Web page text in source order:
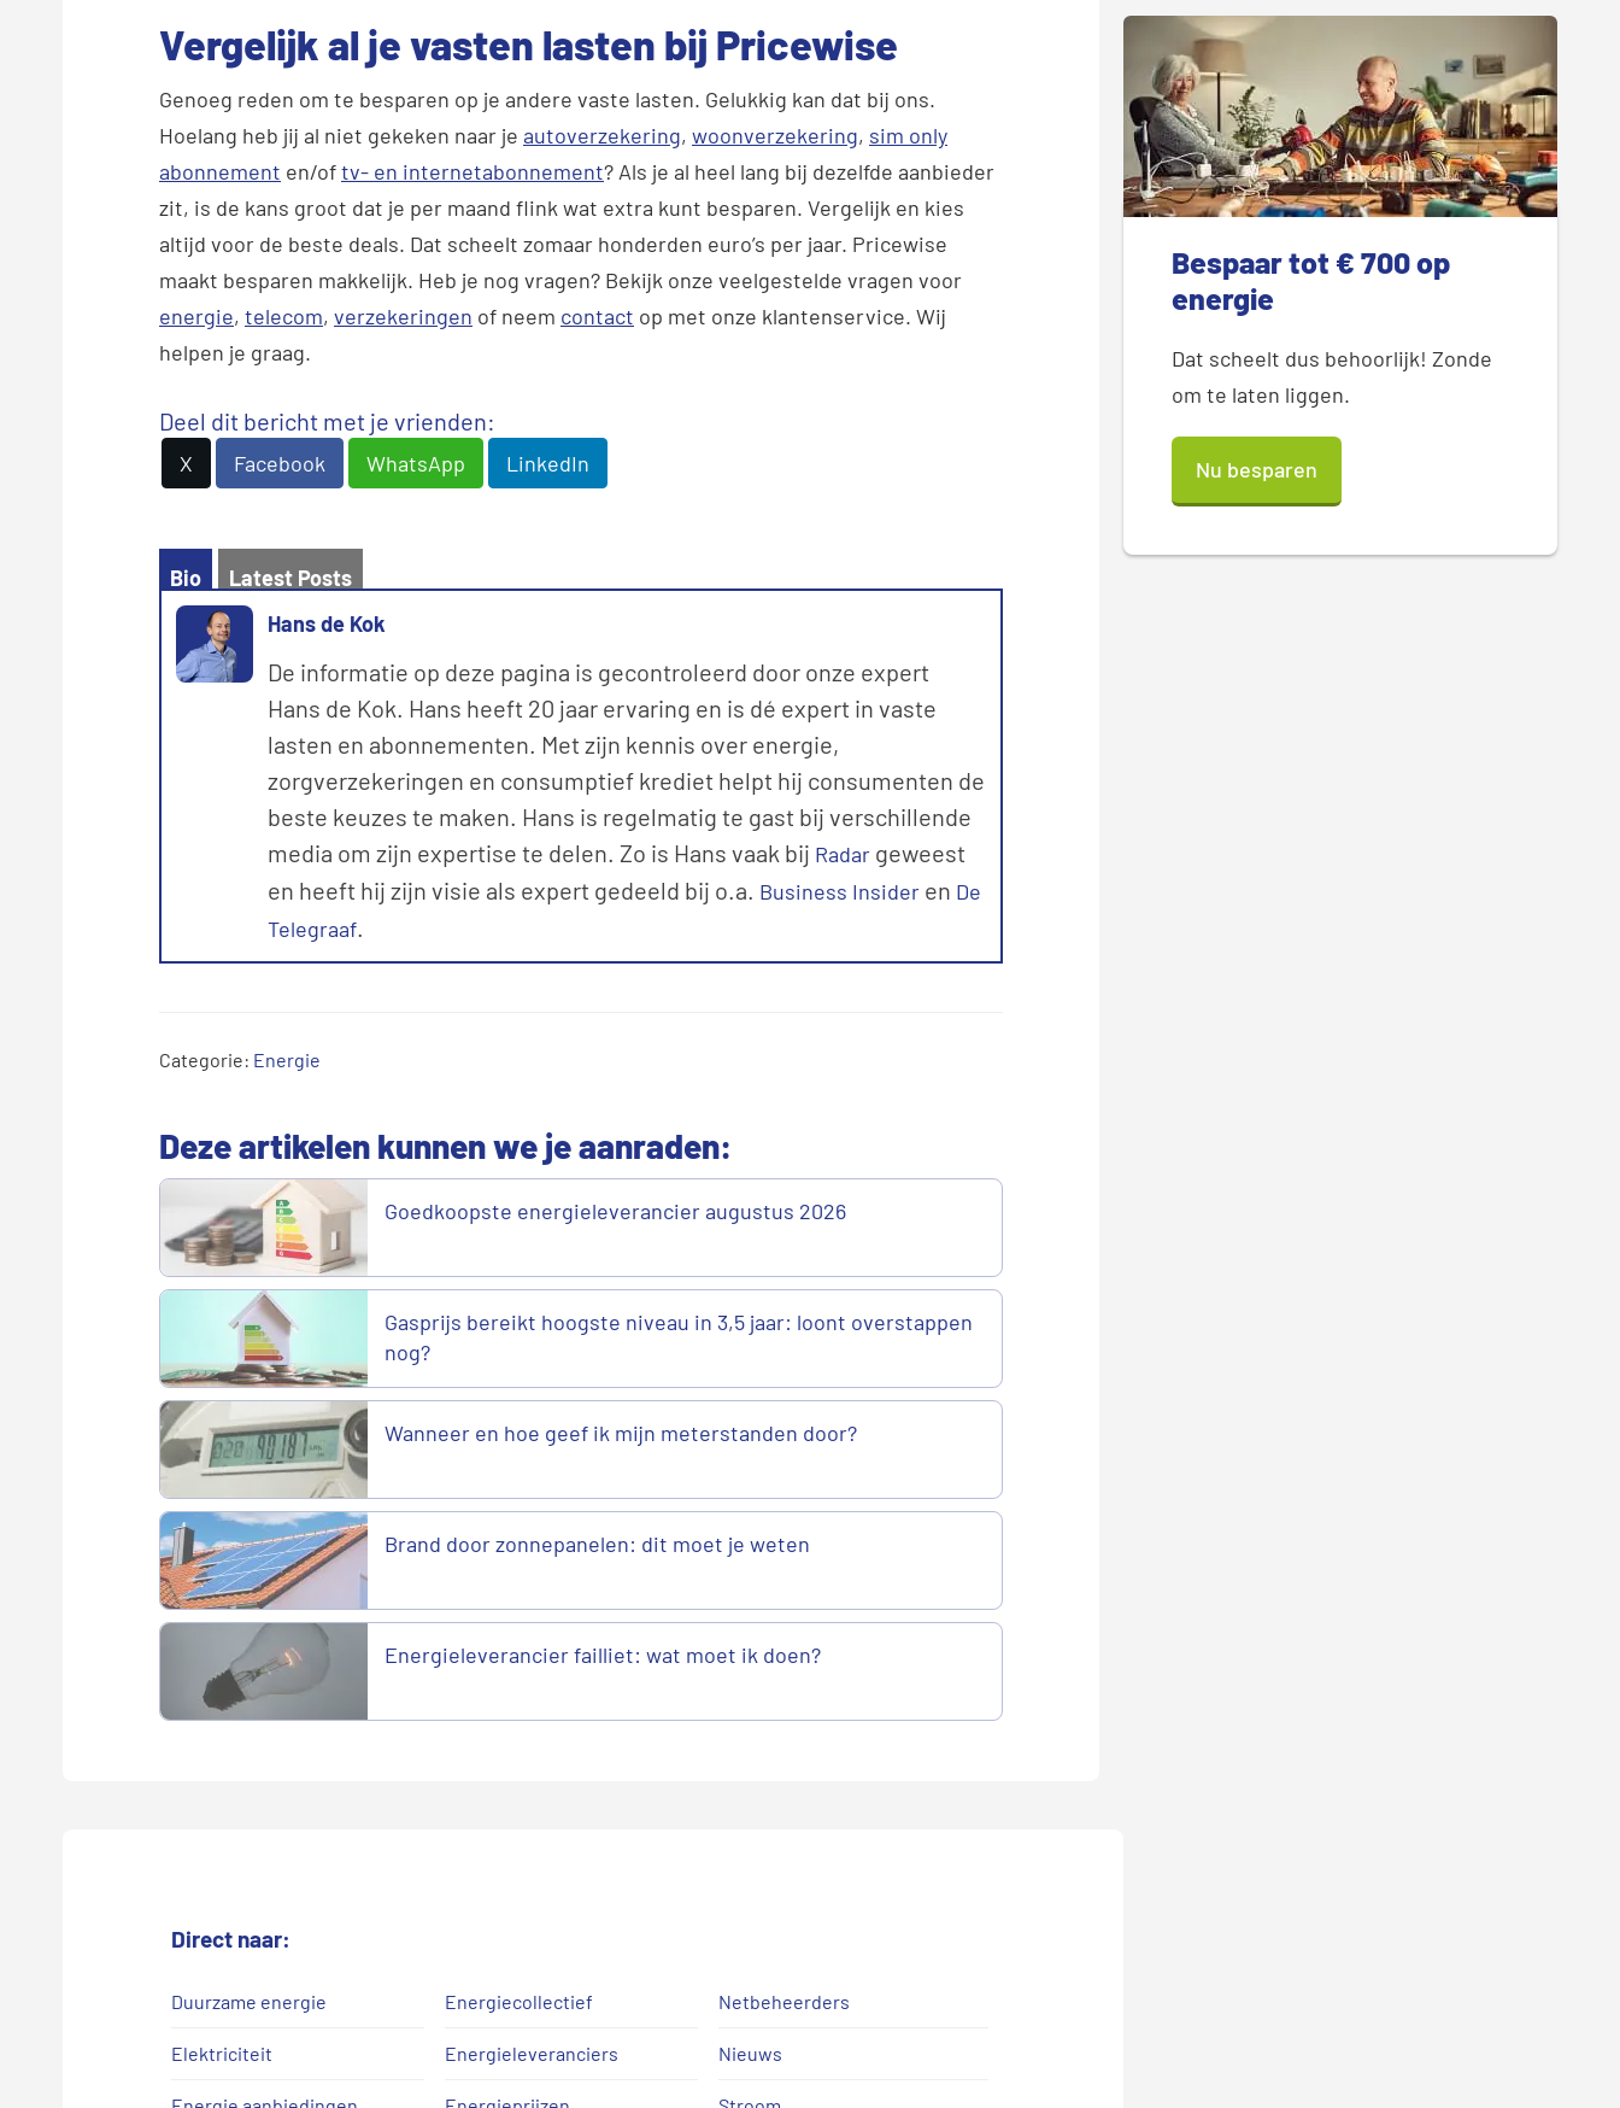
Vergelijk al je vasten lasten bij Pricewise
Genoeg reden om te besparen op je andere vaste lasten. Gelukkig kan dat bij ons.
Hoelang heb jij al niet gekeken naar je autoverzekering, woonverzekering, sim only
abonnement en/oftv- en internetabonnement? Als je al heel lang bij dezelfde aanbieder
zit, is de kans groot dat je per maand flink wat extra kunt besparen. Vergelijk en kies
altijd voor de beste deals. Dat scheelt zomaar honderden euro’s per jaar. Pricewise
maakt besparen makkelijk. Heb je nog vragen? Bekijk onze veelgestelde vragen voor
energie, telecom, verzekeringen of neem contact op met onze klantenservice. Wij
helpen je graag.
Deel dit bericht met je vrienden:
X Facebook WhatsApp LinkedIn
Bio
Latest Posts
Hans de Kok
De informatie op deze pagina is gecontroleerd door onze expert
Hans de Kok. Hans heeft 20 jaar ervaring en is dé expert in vaste
lasten en abonnementen. Met zijn kennis over energie,
zorgverzekeringen en consumptief krediet helpt hij consumenten de
beste keuzes te maken. Hans is regelmatig te gast bij verschillende
media om zijn expertise te delen. Zo is Hans vaak bij Radar geweest
en heeft hij zijn visie als expert gedeeld bij o.a. Business Insider en De
Telegraaf
Categorie: Energie
Deze artikelen kunnen we je aanraden:
Goedkoopste energieleverancier augustus 2026
Gasprijs bereikt hoogste niveau in 3,5 jaar: loont overstappen
nog?
Wanneer en hoe geef ik mijn meterstanden door?
Brand door zonnepanelen: dit moet je weten
Energieleverancier failliet: wat moet ik doen?
Bespaar tot € 700 op
energie
Dat scheelt dus behoorlijk! Zonde
om te laten liggen.
Nu besparen
Direct naar:
Duurzame energie
Elektriciteit
Energiecollectief
Energieleveranciers
Netbeheerders
Nieuws